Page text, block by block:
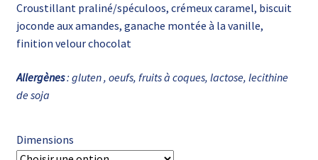
prix :
Croustillant praliné/spéculoos, crémeux caramel, biscuit
joconde aux amandes, ganache montée à la vanille,
finition velour chocolat
Allergènes: gluten , oeufs, fruits à coques, lactose, lecithine
de soja
Dimensions